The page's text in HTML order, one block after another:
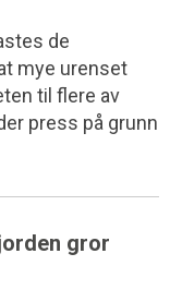
de
mye urenset
til flere av
press på grunn
gror